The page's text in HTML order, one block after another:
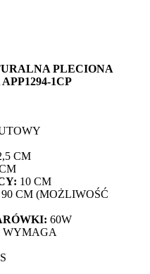
PLECIONA
1CP
CM
10 CM
90 CM (MOŻLIWOŚĆ
60W
WYMAGA